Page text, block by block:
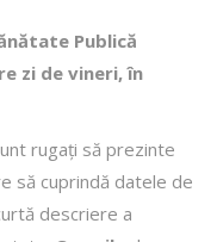
Publică
zi de vineri, în
rugaţi să prezinte
să cuprindă datele de
descriere a